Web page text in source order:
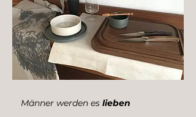
Männer werden es lieben